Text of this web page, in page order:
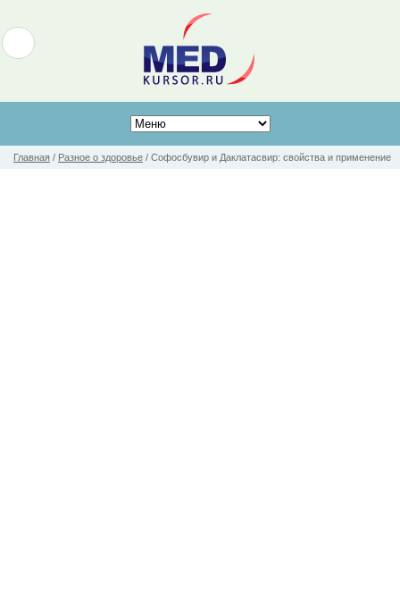
Главная / Разное о здоровье / Софосбувир и Даклатасвир: свойства и применение